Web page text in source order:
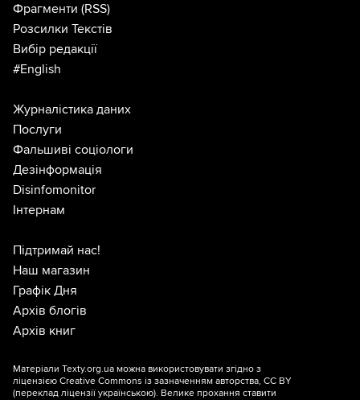
Фрагменти (RSS)
Розсилки Текстів
Вибір редакції
#English
Журналістика даних
Послуги
Фальшиві соціологи
Дезінформація
Disinfomonitor
Інтернам
Підтримай нас!
Наш магазин
Графік Дня
Архів блогів
Архів книг
Матеріали Texty.org.ua можна використовувати згідно з
ліцензією Creative Commons із зазначенням авторства, CC BY
(переклад ліцензії українською). Велике прохання ставити